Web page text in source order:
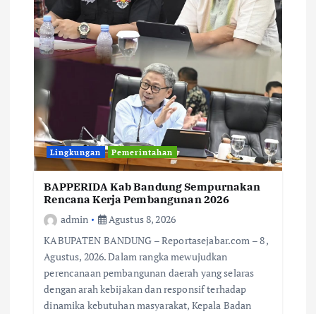
Lingkungan Pemerintahan
BAPPERIDA Kab Bandung Sempurnakan
Rencana Kerja Pembangunan 2026
admin
Agustus 8, 2026
KABUPATEN BANDUNG – Reportasejabar.com – 8 ,
Agustus, 2026. Dalam rangka mewujudkan
perencanaan pembangunan daerah yang selaras
dengan arah kebijakan dan responsif terhadap
dinamika kebutuhan masyarakat, Kepala Badan